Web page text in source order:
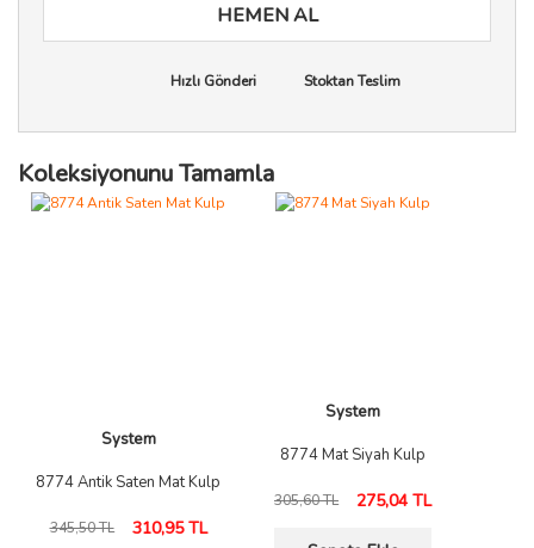
HEMEN AL
Hızlı Gönderi Stoktan Teslim
Koleksiyonunu Tamamla
System
8774 Antik Saten Mat Kulp
345,50 TL 310,95 TL
System
8774 Mat Siyah Kulp
305,60 TL 275,04 TL